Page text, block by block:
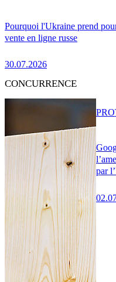
Pourquoi l'Ukraine prend
vente en ligne russe
30.07.2026
CONCURRENCE
par
PRO